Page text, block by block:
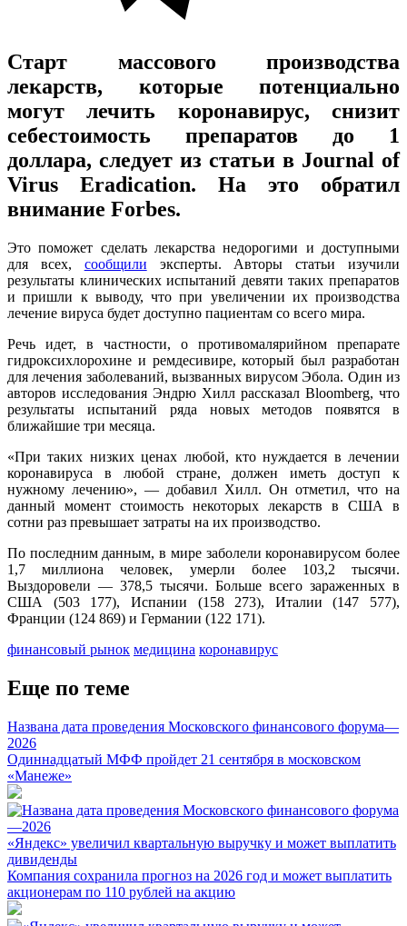
Старт массового производства
лекарств, которые потенциально
могут лечить коронавирус, снизит
себестоимость препаратов до 1
доллара, следует из статьи в Journal of
Virus Eradication. На это обратил
внимание Forbes.
Это поможет сделать лекарства недорогими и доступными
для всех, сообщили эксперты. Авторы статьи изучили
результаты клинических испытаний девяти таких препаратов
и пришли к выводу, что при увеличении их производства
лечение вируса будет доступно пациентам со всего мира.
Речь идет, в частности, о противомалярийном препарате
гидроксихлорохине и ремдесивире, который был разработан
для лечения заболеваний, вызванных вирусом Эбола. Один из
авторов исследования Эндрю Хилл рассказал Bloomberg, что
результаты испытаний ряда новых методов появятся в
ближайшие три месяца.
«При таких низких ценах любой, кто нуждается в лечении
коронавируса в любой стране, должен иметь доступ к
нужному лечению», — добавил Хилл. Он отметил, что на
данный момент стоимость некоторых лекарств в США в
сотни раз превышает затраты на их производство.
По последним данным, в мире заболели коронавирусом более
1,7 миллиона человек, умерли более 103,2 тысячи.
Выздоровели — 378,5 тысячи. Больше всего зараженных в
США (503 177), Испании (158 273), Италии (147 577),
Франции (124 869) и Германии (122 171).
финансовый рынок медицина коронавирус
Еще по теме
Названа дата проведения Московского финансового форума—
2026
Одиннадцатый МФФ пройдет 21 сентября в московском
«Манеже»
«Яндекс» увеличил квартальную выручку и может выплатить
дивиденды
Компания сохранила прогноз на 2026 год и может выплатить
акционерам по 110 рублей на акцию